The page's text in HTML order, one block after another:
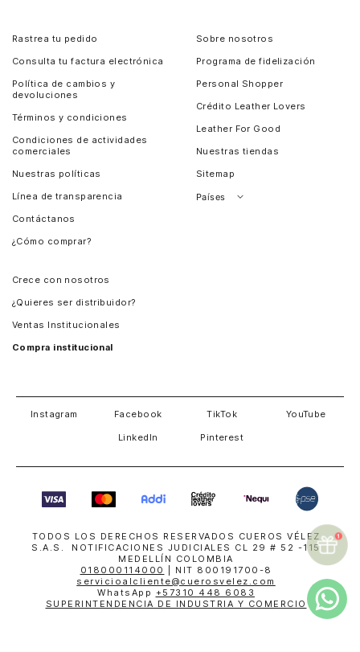
Rastrea tu pedido
Consulta tu factura electrónica
Política de cambios y
devoluciones
Términos y condiciones
Condiciones de actividades
comerciales
Nuestras políticas
Línea de transparencia
Contáctanos
¿Cómo comprar?
Sobre nosotros
Programa de fidelización
Personal Shopper
Crédito Leather Lovers
Leather For Good
Nuestras tiendas
Sitemap
Países
Crece con nosotros
¿Quieres ser distribuidor?
Ventas Institucionales
Compra institucional
Instagram Facebook TikTok YouTube
LinkedIn Pinterest
TODOS LOS DERECHOS RESERVADOS CUEROS VÉLEZ
S.A.S. NOTIFICACIONES JUDICIALES CL 29 # 52 -115
MEDELLÍN COLOMBIA
018000114000
| NIT 800191700-8
servicioalcliente@cuerosvelez.com
WhatsApp +57310 448 6083
SUPERINTENDENCIA DE INDUSTRIA Y COMERCIO